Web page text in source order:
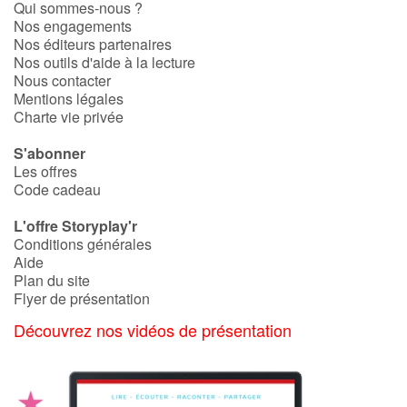
Fable, mythe, littérature et poésie
Princesses et princes, rois, reines et dragons
Ogres, monstres et sorcières
Héroïnes et héros
Écologie, nature, saisons
Les animaux
Voyage, épopée, enquête, aventure
Autour du monde
Apprentissage
Qui sommes-nous ?
Nos engagements
Nos éditeurs partenaires
Nos outils d'aide à la lecture
Nous contacter
Mentions légales
Charte vie privée
S'abonner
Les offres
Code cadeau
L'offre Storyplay'r
Conditions générales
Aide
Plan du site
Flyer de présentation
Découvrez nos vidéos de présentation